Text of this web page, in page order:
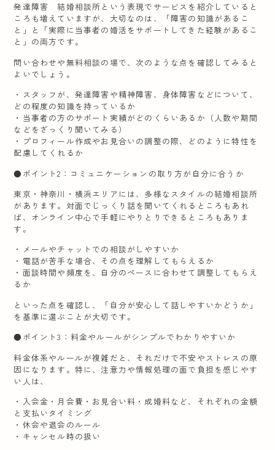
発達障害 結婚相談所という表現でサービスを紹介していると
ころも増えていますが、大切なのは、「障害の知識があるこ
と」と「実際に当事者の婚活をサポートしてきた経験があるこ
と」の両方です。
問い合わせや無料相談の場で、次のような点を確認してみると
よいでしょう。
・スタッフが、発達障害や精神障害、身体障害などについて、
どの程度の知識を持っているか
・当事者の方のサポート実績がどのくらいあるか（人数や期間
などをざっくり聞いてみる）
・プロフィール作成やお見合いの調整の際、どのように特性を
配慮してくれるか
●ポイント2：コミュニケーションの取り方が自分に合うか
東京・神奈川・横浜エリアには、多様なスタイルの結婚相談所
があります。対面でじっくり話を聞いてくれるところもあれ
ば、オンライン中心で手軽にやりとりできるところもありま
す。
・メールやチャットでの相談がしやすいか
・電話が苦手な場合、その点を理解してもらえるか
・面談時間や頻度を、自分のペースに合わせて調整してもらえ
るか
といった点を確認し、「自分が安心して話しやすいかどうか」
を基準に選ぶことが大切です。
●ポイント3：料金やルールがシンプルでわかりやすいか
料金体系やルールが複雑だと、それだけで不安やストレスの原
因になります。特に、注意力や情報処理の面で負担を感じやす
い人は、
・入会金・月会費・お見合い料・成婚料など、それぞれの金額
と支払いタイミング
・休会や退会のルール
・キャンセル時の扱い